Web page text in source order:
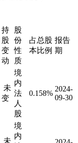
持
股
变
动
股
份
性
质
占总股
本比例
报告
期
未
变
境
内
法
人
股
0.158%
2024-
09-30
未
境
内